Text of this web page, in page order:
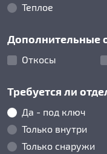
Теплое
Дополнительные
Откосы
Требуется ли
Да - под ключ
Только внутри
Только снаружи